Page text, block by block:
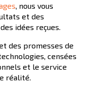
, nous vous
et des
idées reçues.
des promesses de
censées
et le service
réalité.